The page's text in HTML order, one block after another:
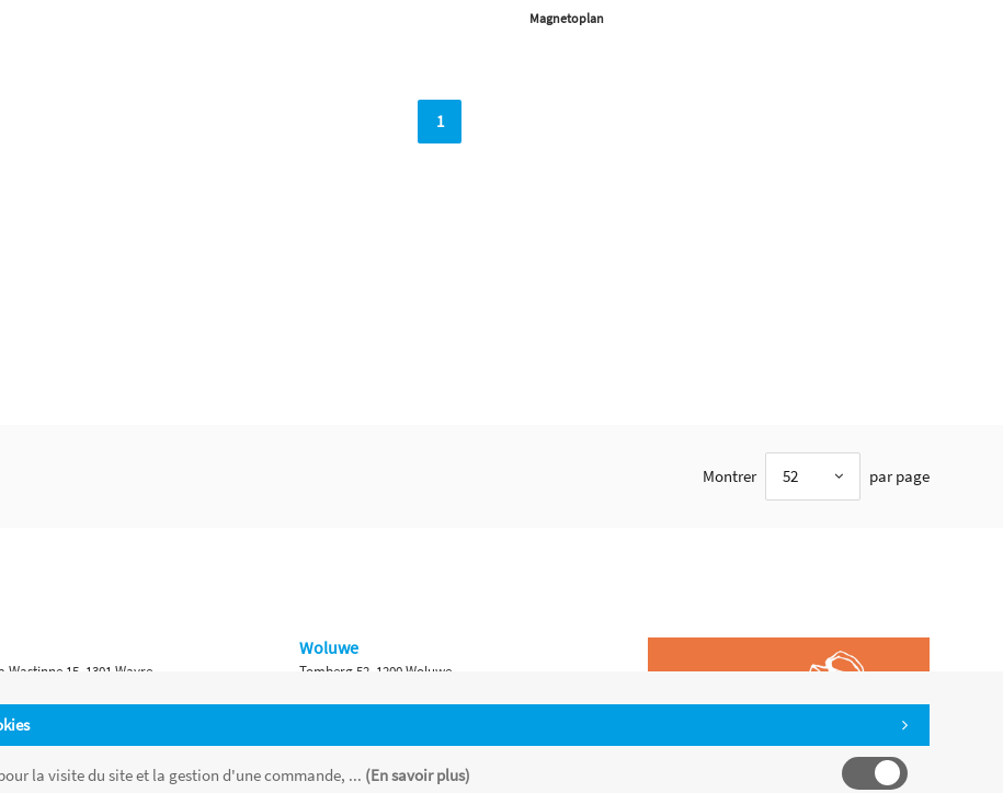
Magnetoplan
1
Montrer 52 par page
la visite du site et la gestion d'une commande, ... (En savoir plus)
Wastinne 15, 1301 Wavre
de Bruxelles 315, 1410 Waterloo
Woluwe
Tomberg 52, 1200 Woluwe
Namur